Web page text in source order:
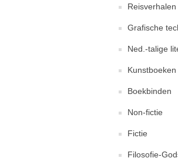
Reisverhalen
Grafische
Ned.-talige
Kunstboeken
Boekbinden
Non-fictie
Fictie
Filosofie-